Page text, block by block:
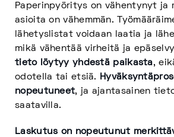
Paperinpyöritys on vähentynyt ja
asioita on vähemmän.
lähetyslistat voidaan laatia ja
mikä vähentää virheitä ja
tieto löytyy yhdestä paikasta,
odotella tai etsiä.
nopeutuneet, ja ajantasainen
saatavilla.
Laskutus on nopeutunut